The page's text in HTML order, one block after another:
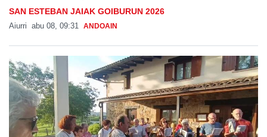
SAN ESTEBAN JAIAK GOIBURUN 2026
Aiurri abu 08, 09:31 ANDOAIN